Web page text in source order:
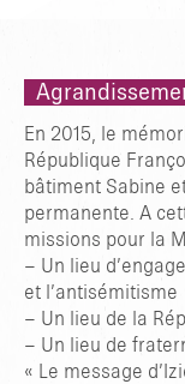
En 2015, le
République
bâtiment Sabine
permanente. A
missions pour la
– Un lieu
et l’antisémitisme
– Un lieu de la
– Un lieu de
« Le message